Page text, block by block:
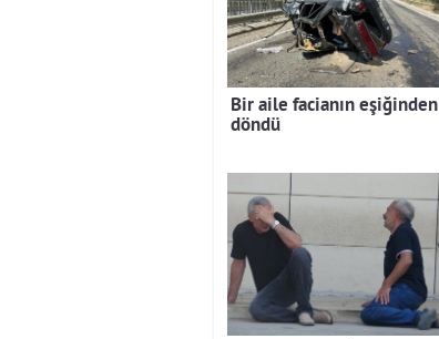
Bir aile facianın eşiğinden
döndü